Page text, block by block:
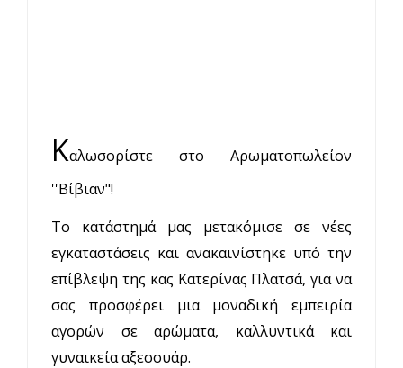
Καλωσορίστε στο Αρωματοπωλείον
''Βίβιαν"!
Το κατάστημά μας μετακόμισε σε νέες
εγκαταστάσεις και ανακαινίστηκε υπό την
επίβλεψη της κας Κατερίνας Πλατσά, για να
σας προσφέρει μια μοναδική εμπειρία
αγορών σε αρώματα, καλλυντικά και
γυναικεία αξεσουάρ.